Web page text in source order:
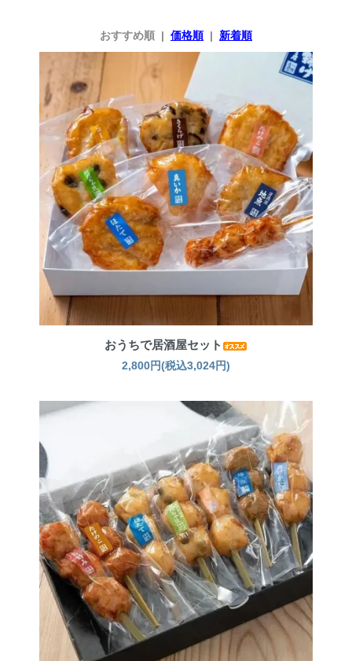
おすすめ順 | 価格順| 新着順
おうちで居酒屋セット
2,800円(税込3,024円)